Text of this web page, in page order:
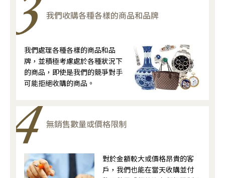
我們收購各種各樣的商品和品牌
我們處理各種各樣的商品和品
牌，並積極考慮處於各種狀況下
的商品，即使是我們的競爭對手
可能拒絕收購的商品。
無銷售數量或價格限制
對於金額較大或價格昂貴的客
戶，我們也能在當天收購並付